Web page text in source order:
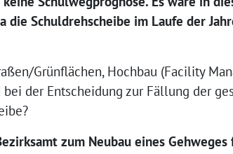
Schuldrehscheibe im Laufe der
Grünflächen, Hochbau (Facility
der Entscheidung zur Fällung der
zum Neubau eines